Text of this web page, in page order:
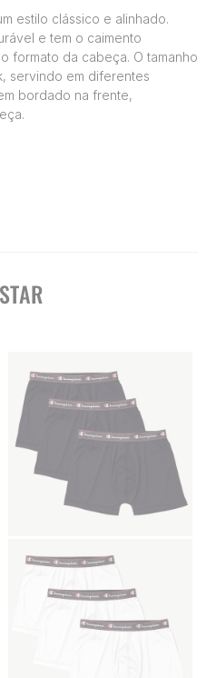
estilo clássico e alinhado.
e tem o caimento
formato da cabeça. O tamanho
servindo em diferentes
bordado na frente,